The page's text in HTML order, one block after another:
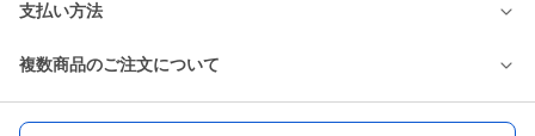
支払い方法
複数商品のご注文について